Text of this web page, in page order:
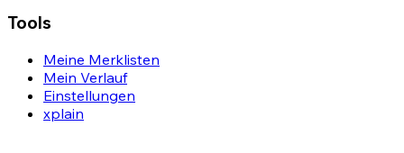
Tools
Meine Merklisten
Mein Verlauf
Einstellungen
xplain